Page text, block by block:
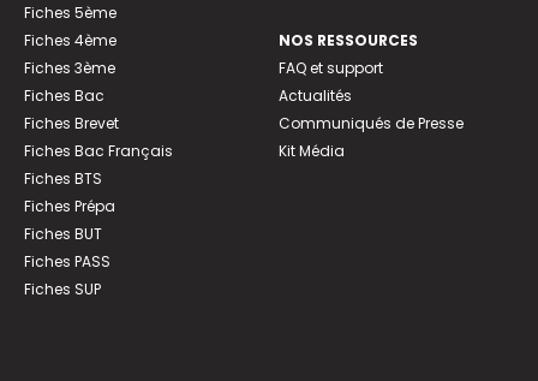
Fiches 5ème
Fiches 4ème
Fiches 3ème
Fiches Bac
Fiches Brevet
Fiches Bac Français
Fiches BTS
Fiches Prépa
Fiches BUT
Fiches PASS
Fiches SUP
NOS RESSOURCES
FAQ et support
Actualités
Communiqués de Presse
Kit Média